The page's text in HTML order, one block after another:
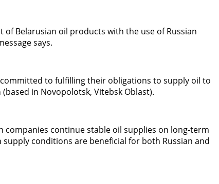
Belarusian oil products with the use of Russian
says.
to fulfilling their obligations to supply oil to
in Novopolotsk, Vitebsk Oblast).
companies continue stable oil supplies on long-term
conditions are beneficial for both Russian and